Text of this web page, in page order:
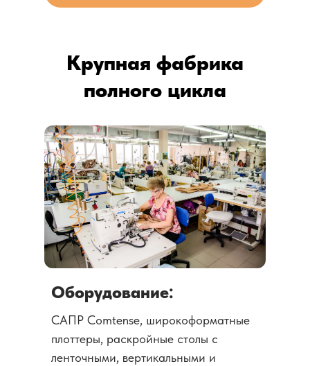
Крупная фабрика
полного цикла
САПР Comtense, широкоформатные
плоттеры, раскройные столы с
ленточными, вертикальными и
Оборудование: